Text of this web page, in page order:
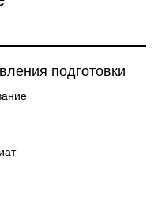
подготовки